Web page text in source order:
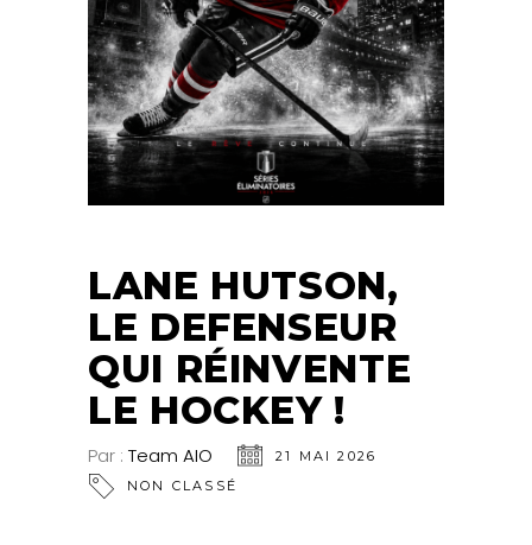
LANE HUTSON,
LE DEFENSEUR
QUI RÉINVENTE
LE HOCKEY !
Par : Team AIO
21 MAI 2026
NON CLASSÉ